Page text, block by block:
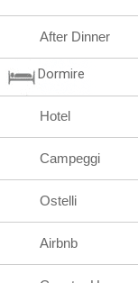
After Dinner
Dormire
Hotel
Campeggi
Ostelli
Airbnb